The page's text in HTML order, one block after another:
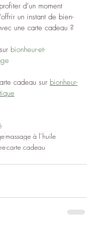
d’un moment
un instant de bien-
une carte cadeau ?
bionheur-et-
cadeau sur bionheur-
massage à l’huile
carte cadeau